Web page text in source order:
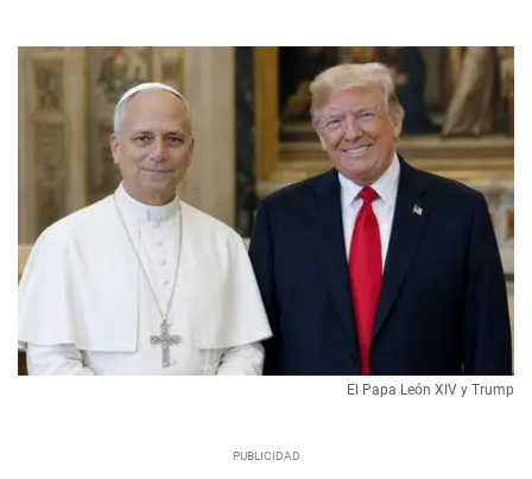
El Papa León XIV y Trump